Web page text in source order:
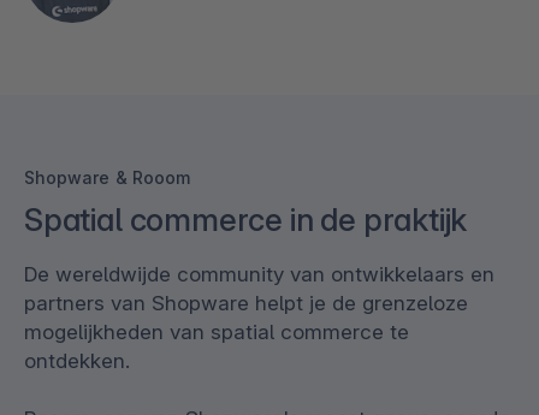
Shopware & Rooom
Spatial commerce in de praktijk
De wereldwijde community van ontwikkelaars en
partners van Shopware helpt je de grenzeloze
mogelijkheden van spatial commerce te
ontdekken.